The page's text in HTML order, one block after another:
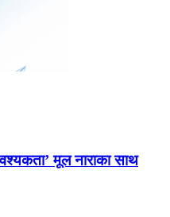
मूल नाराका साथ